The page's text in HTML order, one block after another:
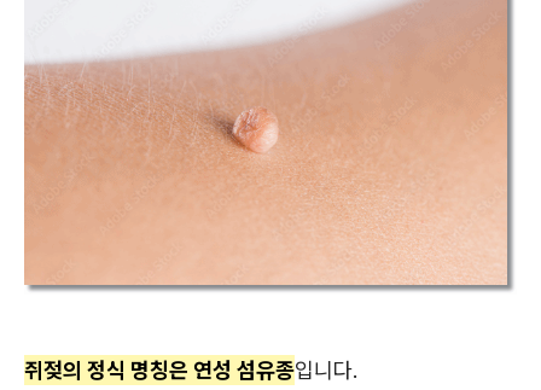
쥐젖의 정식 명칭은 연성 섬유종입니다.